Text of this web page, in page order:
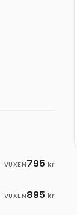
VUXEN795 kr
VUXEN895 kr